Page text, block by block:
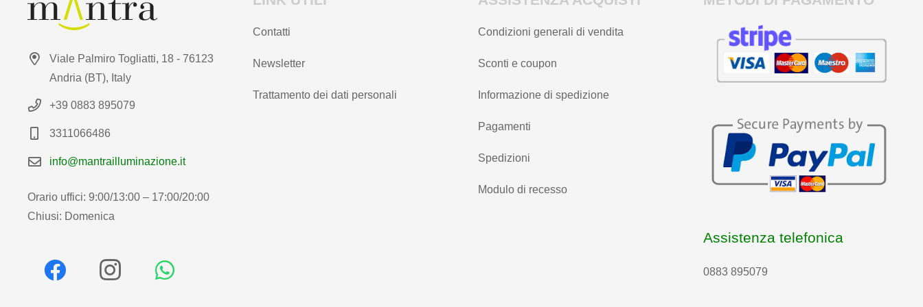
Viale Palmiro Togliatti, 18 - 76123
Andria (BT), Italy
+39 0883 895079
3311066486
info@mantrailluminazione.it
Orario uffici: 9:00/13:00 – 17:00/20:00
Chiusi: Domenica
Contatti
Newsletter
Trattamento dei dati personali
Condizioni generali di vendita
Sconti e coupon
Informazione di spedizione
Pagamenti
Spedizioni
Modulo di recesso
Assistenza telefonica
0883 895079